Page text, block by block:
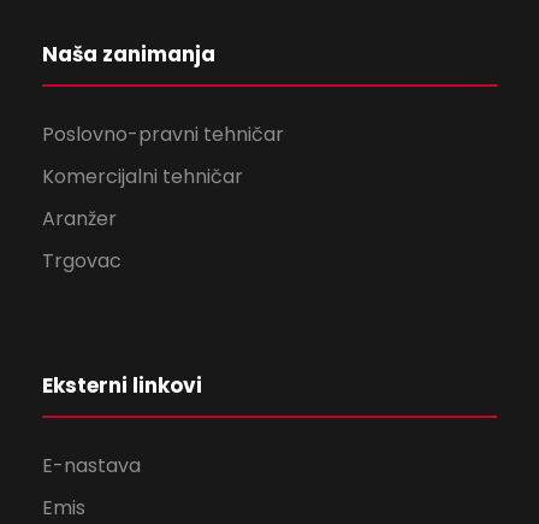
Naša zanimanja
Poslovno-pravni tehničar
Komercijalni tehničar
Aranžer
Trgovac
Eksterni linkovi
E-nastava
Emis